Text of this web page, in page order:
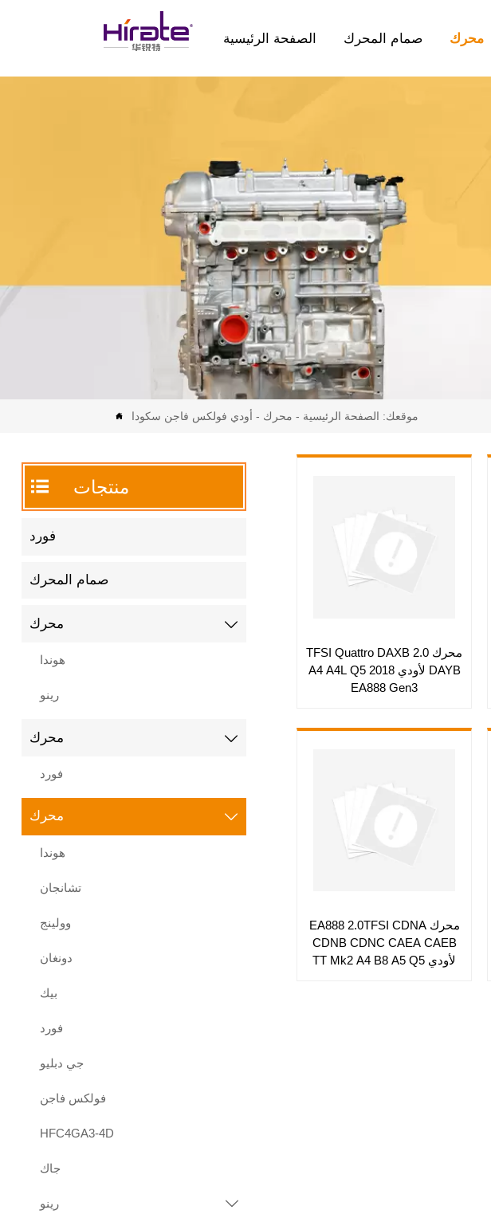
الصفحة الرئيسية صمام المحرك محرك
 موقعك: الصفحة الرئيسية - محرك - أودي فولكس فاجن سكودا
 منتجات
فورد
صمام المحرك
محرك 
هوندا
رينو
محرك 
فورد
محرك 
هوندا
تشانجان
وولينج
دونغان
بيك
فورد
جي دبليو
فولكس فاجن
HFC4GA3-4D
جاك
رينو 
محرك 2.0 TFSI Quattro DAXB
DAYB لأودي A4 A4L Q5 2018
EA888 Gen3
محرك EA888 2.0TFSI CDNA
CDNB CDNC CAEA CAEB
لأودي TT Mk2 A4 B8 A5 Q5